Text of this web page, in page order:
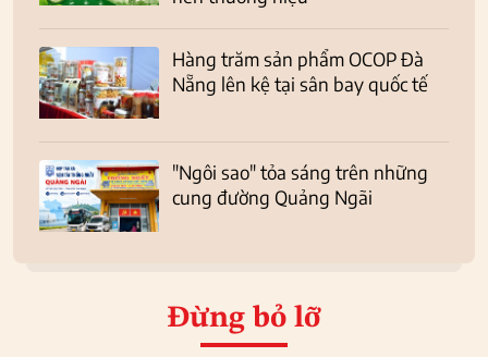
Hàng trăm sản phẩm OCOP Đà
Nẵng lên kệ tại sân bay quốc tế
"Ngôi sao" tỏa sáng trên những
cung đường Quảng Ngãi
Đừng bỏ lỡ